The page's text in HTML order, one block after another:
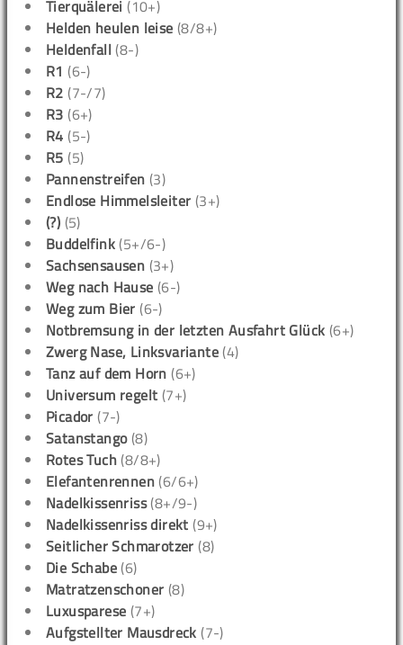
Tierquälerei (10+)
Helden heulen leise (8/8+)
Heldenfall (8-)
R1 (6-)
R2 (7-/7)
R3 (6+)
R4 (5-)
R5 (5)
Pannenstreifen (3)
Endlose Himmelsleiter (3+)
(?) (5)
Buddelfink (5+/6-)
Sachsensausen (3+)
Weg nach Hause (6-)
Weg zum Bier (6-)
Notbremsung in der letzten Ausfahrt Glück (6+)
Zwerg Nase, Linksvariante (4)
Tanz auf dem Horn (6+)
Universum regelt (7+)
Picador (7-)
Satanstango(8)
Rotes Tuch (8/8+)
Elefantenrennen (6/6+)
Nadelkissenriss(8+/9-)
Nadelkissenriss direkt (9+)
Seitlicher Schmarotzer (8)
Die Schabe (6)
Matratzenschoner (8)
Luxusparese (7+)
Aufgstellter Mausdreck (7-)